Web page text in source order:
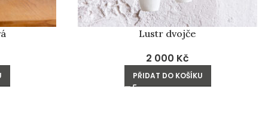
Lustr dvojče
2 000 Kč
PŘIDAT DO KOŠÍKU